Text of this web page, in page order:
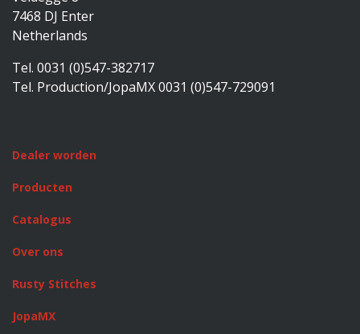
7468 DJ Enter
Netherlands
Tel. 0031 (0)547-382717
Tel. Production/JopaMX 0031 (0)547-729091
Dealer worden
Producten
Catalogus
Over ons
Rusty Stitches
JopaMX